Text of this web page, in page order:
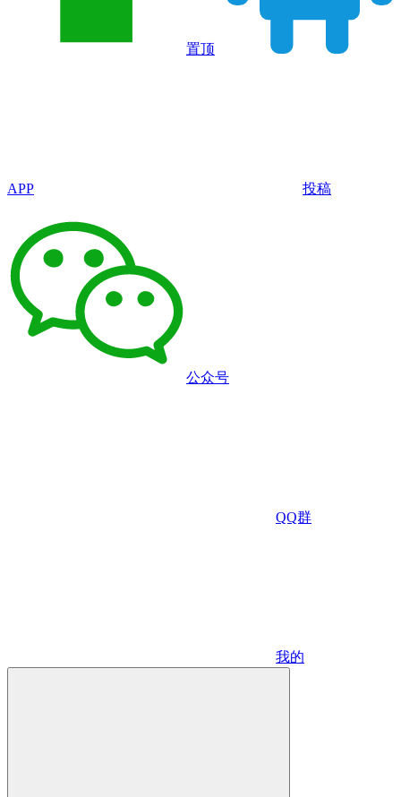
置顶
APP 投稿
公众号
QQ群
我的